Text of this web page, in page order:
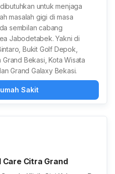
untuk menjaga
masalah gigi di masa
sembilan cabang
Jabodetabek. Yakni di
Bukit Golf Depok,
Bekasi, Kota Wisata
Grand Galaxy Bekasi.
Sakit
Care Citra Grand